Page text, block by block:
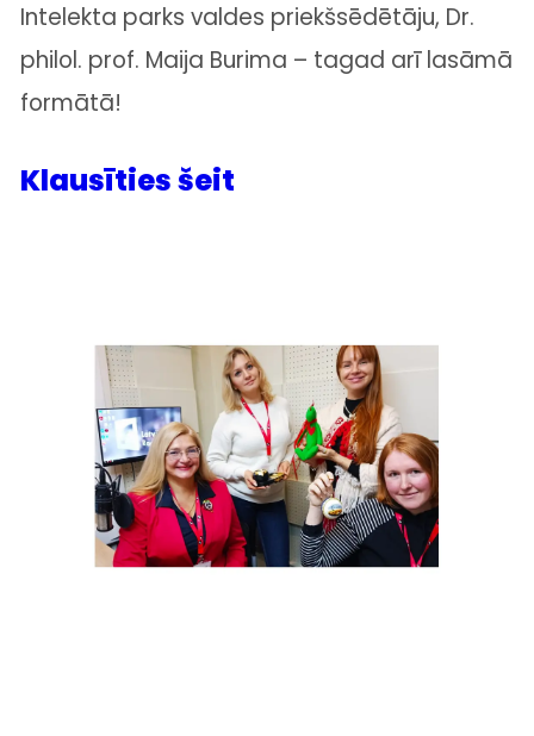
Intelekta parks valdes priekšsēdētāju, Dr.
philol. prof. Maija Burima – tagad arī lasāmā
formātā!
Klausīties šeit